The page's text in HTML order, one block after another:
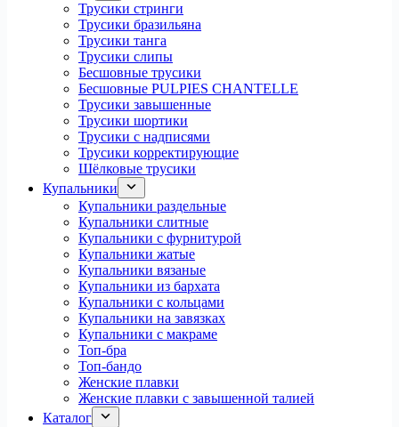
Трусики стринги
Трусики бразильяна
Трусики танга
Трусики слипы
Бесшовные трусики
Бесшовные PULPIES CHANTELLE
Трусики завышенные
Трусики шортики
Трусики с надписями
Трусики корректирующие
Шёлковые трусики
Купальники
Купальники раздельные
Купальники слитные
Купальники с фурнитурой
Купальники жатые
Купальники вязаные
Купальники из бархата
Купальники с кольцами
Купальники на завязках
Купальники с макраме
Топ-бра
Топ-бандо
Женские плавки
Женские плавки с завышенной талией
Каталог